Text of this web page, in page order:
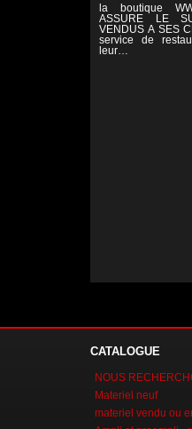
la boutique
ASSURE LE
VENDUS A SES
service de
leur…
CATALOGUE
NOUS
Materiel neuf
materiel vendu ou